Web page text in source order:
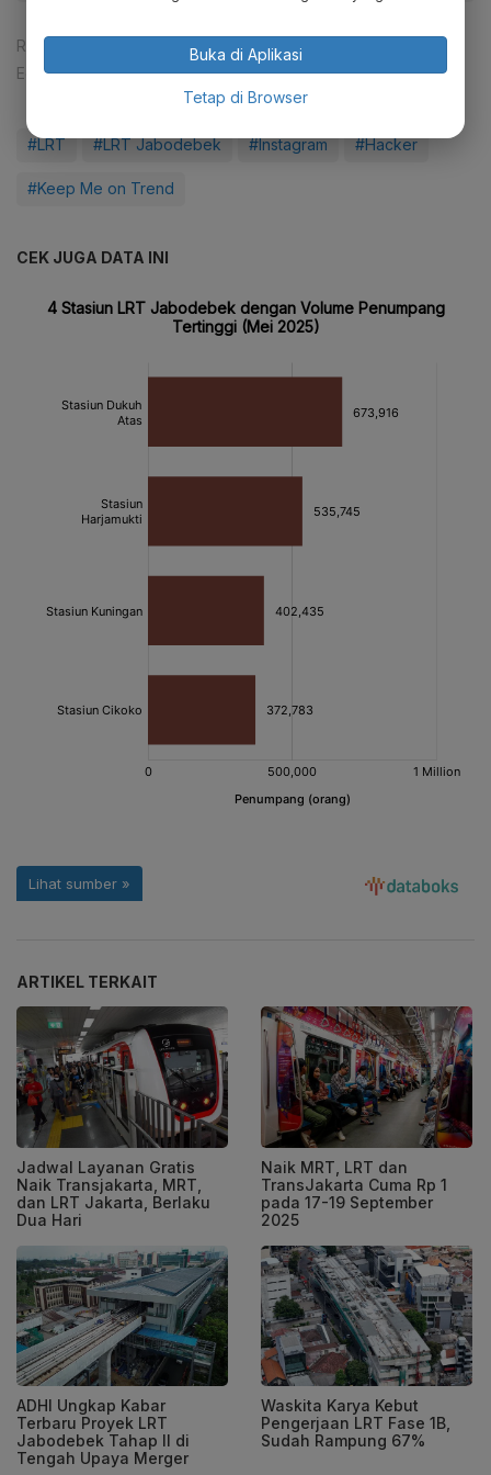
Reporter:
Lenny Septiani
Editor: Desy Setyowati
#LRT #LRT Jabodebek #Instagram #Hacker
#Keep Me on Trend
CEK JUGA DATA INI
ARTIKEL TERKAIT
Jadwal Layanan Gratis
Naik Transjakarta, MRT,
dan LRT Jakarta, Berlaku
Dua Hari
Naik MRT, LRT dan
TransJakarta Cuma Rp 1
pada 17-19 September
2025
ADHI Ungkap Kabar
Terbaru Proyek LRT
Jabodebek Tahap II di
Tengah Upaya Merger
Waskita Karya Kebut
Pengerjaan LRT Fase 1B,
Sudah Rampung 67%
Buka di Aplikasi
Tetap di Browser